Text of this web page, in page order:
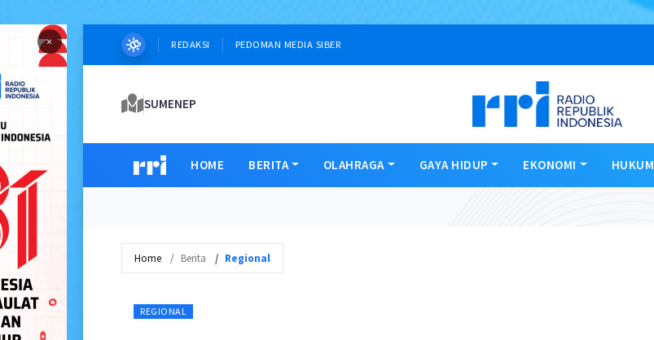
× REDAKSI PEDOMAN MEDIA SIBER
SUMENEP
HOME BERITA OLAHRAGA GAYA HIDUP EKONOMI HUKUM
Home Berita Regional
REGIONAL